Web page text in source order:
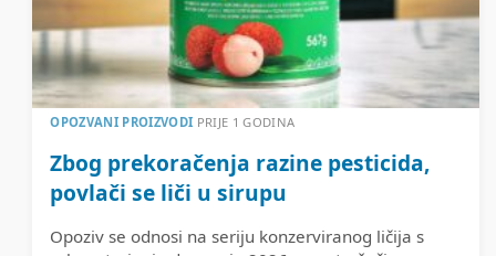
OPOZVANI PROIZVODI PRIJE 1 GODINA
Zbog prekoračenja razine pesticida,
povlači se liči u sirupu
Opoziv se odnosi na seriju konzerviranog ličija s